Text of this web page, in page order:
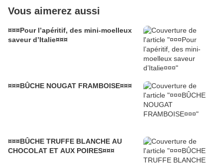
Vous aimerez aussi
¤¤¤Pour l’apéritif, des mini-moelleux
saveur d’Italie¤¤¤
¤¤¤BÛCHE NOUGAT FRAMBOISE¤¤¤
¤¤¤BÛCHE TRUFFE BLANCHE AU
CHOCOLAT ET AUX POIRES¤¤¤